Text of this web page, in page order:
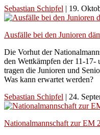
Sebastian Schipfel | 19.
Ausfälle bei den Junioren
Die Vorhut der
den Wettkämpfen der 11-17-
tragen die Junioren und
Was kann erwartet werden?
Sebastian Schipfel | 24.
Nationalmannschaft zur EM